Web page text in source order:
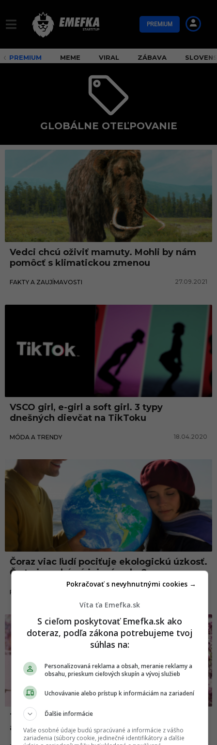
PREMIUM
PREMIUM MEME VIRAL ZÁBAVA
GLOBÁLNE OTEĽPOVANIE
o
b
á
n
e
o
t
e
e
Vedci chcú oživiť mamuty. Mohli by nám
pomôcť s klimatickou zmenou
FAKTY A ZAUJÍMAVOSTI 27.09.2021
VSCO girl, e-girl a soft girl. 3 typy
dnešných dievčat na TikToku
MÓDA A TRENDY 18.04.2020
Čoraz viac ľudí pociťuje ekologickú úzkosť.
Čo to je a aké sú jej príznaky?
FAKTY A ZAUJÍMAVOSTI
Takto by zneli pranostiky, ak by mali byť
aktuálne pre dnešnú dobu
Víta ťa Emefka.sk
S cieľom poskytovať Emefka.sk ako
doteraz, podľa zákona potrebujeme tvoj
súhlas na:
Personalizovaná reklama a obsah, meranie reklamy a
obsahu, prieskum cieľových skupín a vývoj služieb
Uchovávanie alebo prístup k informáciám na zariadení
Ďalšie informácie
Vaše osobné údaje budú spracúvané a informácie z vášho
zariadenia (súbory cookie, jedinečné identifikátory a ďalšie
Pokračovať s nevyhnutnými cookies →